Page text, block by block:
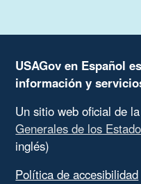
USAGov en Español
información y
Un sitio web oficial de
Generales de los
inglés)
Política de accesibilidad